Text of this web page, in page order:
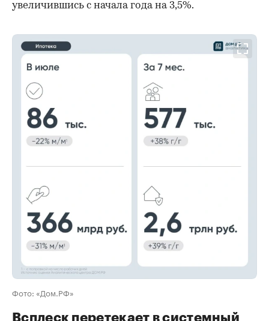
увеличившись с начала года на 3,5%.
Фото: «Дом.РФ»
Всплеск перетекает в системный